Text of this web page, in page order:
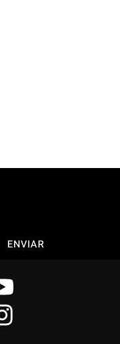
ENVIAR
Y
o
u
I
n
s